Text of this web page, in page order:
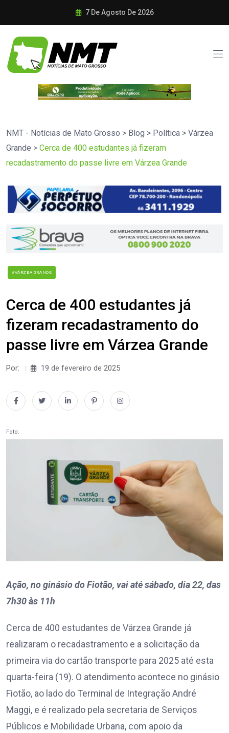
7 De Agosto De 2026
NMT - Notícias de Mato Grosso > Blog > Política > Várzea
Grande > Cerca de 400 estudantes já fizeram
recadastramento do passe livre em Várzea Grande
#VÁRZEA GRANDE
Cerca de 400 estudantes já
fizeram recadastramento do
passe livre em Várzea Grande
Por: 19 de fevereiro de 2025
Foto:
Ação, no ginásio do Fiotão, vai até sábado, dia 22, das
7h30 às 11h
Cerca de 400 estudantes de Várzea Grande já
realizaram o recadastramento e a solicitação da
primeira via do cartão transporte para 2025 até esta
quarta-feira (19). O atendimento acontece no ginásio
Fiotão, ao lado do Terminal de Integração André
Maggi, e é realizado pela secretaria de Serviços
Públicos e Mobilidade Urbana, com apoio da